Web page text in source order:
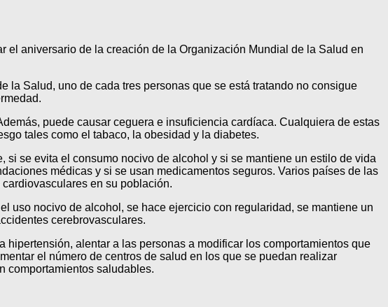
el aniversario de la creación de la Organización Mundial de la Salud en
la Salud, uno de cada tres personas que se está tratando no consigue
puede causar ceguera e insuficiencia cardíaca. Cualquiera de estas
tales como el tabaco, la obesidad y la diabetes.
se evita el consumo nocivo de alcohol y si se mantiene un estilo de vida
médicas y si se usan medicamentos seguros. Varios países de las
en su población.
uso nocivo de alcohol, se hace ejercicio con regularidad, se mantiene un
cerebrovasculares.
alentar a las personas a modificar los comportamientos que
el número de centros de salud en los que se puedan realizar
comportamientos saludables.